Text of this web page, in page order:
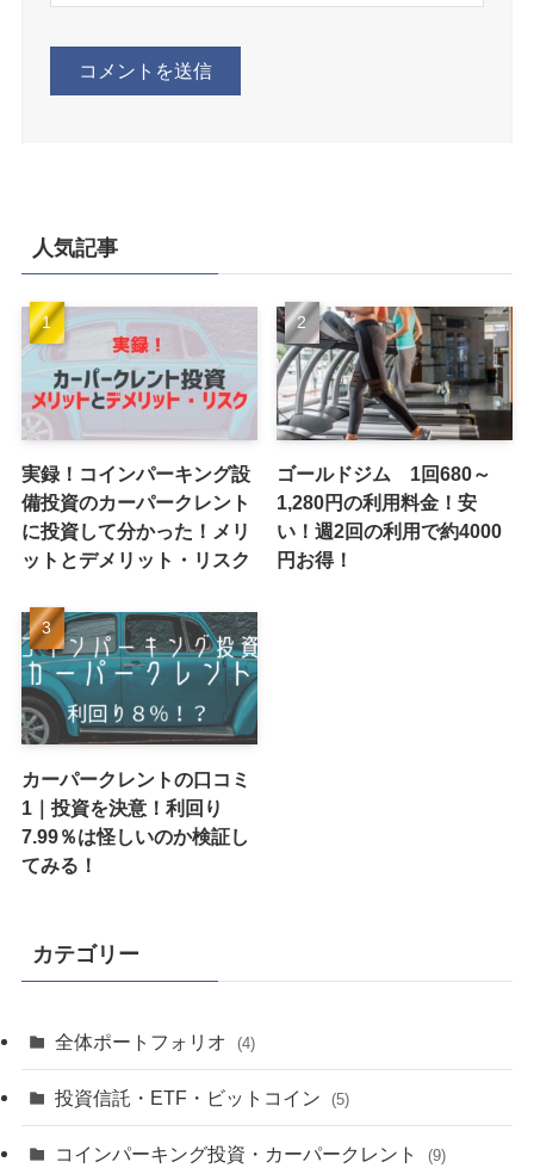
人気記事
実録！コインパーキング設
備投資のカーパークレント
に投資して分かった！メリ
ットとデメリット・リスク
ゴールドジム 1回680～
1,280円の利用料金！安
い！週2回の利用で約4000
円お得！
カーパークレントの口コミ
1｜投資を決意！利回り
7.99％は怪しいのか検証し
てみる！
カテゴリー
全体ポートフォリオ (4)
投資信託・ETF・ビットコイン (5)
コインパーキング投資・カーパークレント (9)